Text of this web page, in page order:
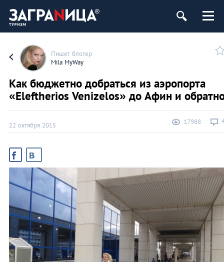
Пишет блогер
Mila MyWay
Как бюджетно добраться из аэропорта
«Eleftherios Venizelos» до Афин и
22 октября 2015 17988